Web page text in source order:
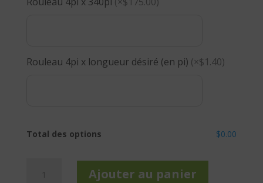
Rouleau 4pi x longueur désiré (en pi) (×$1.40)
Total des options $0.00
Ajouter au panier